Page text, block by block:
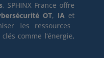
, SPHINX France offre
OT, IA et
les ressources
comme l’énergie,